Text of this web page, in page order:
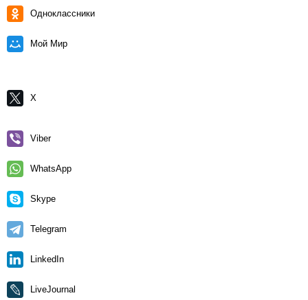
Одноклассники
Мой Мир
X
Viber
WhatsApp
Skype
Telegram
LinkedIn
LiveJournal